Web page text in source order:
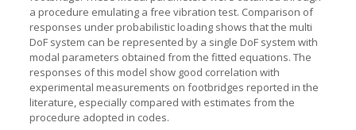
a procedure emulating a free vibration test. Comparison of
responses under probabilistic loading shows that the multi
DoF system can be represented by a single DoF system with
modal parameters obtained from the fitted equations. The
responses of this model show good correlation with
experimental measurements on footbridges reported in the
literature, especially compared with estimates from the
procedure adopted in codes.